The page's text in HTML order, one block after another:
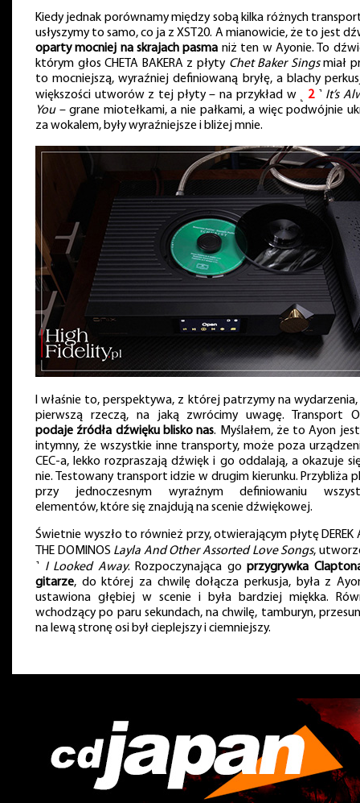
Kiedy jednak porównamy między sobą kilka różnych
usłyszymy to samo, co ja z XST20. A mianowicie, że to jest
oparty mocniej na skrajach pasma niż ten w Ayonie. To
którym głos CHETA BAKERA z płyty Chet Baker Singsmiał
to mocniejszą, wyraźniej definiowaną bryłę, a blachy
większości utworów z tej płyty – na przykład w ˻ 2˺ It’s
You– grane miotełkami, a nie pałkami, a więc podwójnie
za wokalem, były wyraźniejsze i bliżej mnie.
I właśnie to, perspektywa, z której patrzymy na
pierwszą rzeczą, na jaką zwrócimy uwagę. Transport
podaje źródła dźwięku blisko nas. Myślałem, że to Ayon
intymny, że wszystkie inne transporty, może poza
CEC-a, lekko rozpraszają dźwięk i go oddalają, a okazuje
nie. Testowany transport idzie w drugim kierunku. Przybliża
przy jednoczesnym wyraźnym definiowaniu
elementów, które się znajdują na scenie dźwiękowej.
Świetnie wyszło to również przy, otwierającym płytę DEREK
THE DOMINOS Layla And Other Assorted Love Songs,
˺ I Looked Away. Rozpoczynająca go przygrywka
gitarze, do której za chwilę dołącza perkusja, była z
ustawiona głębiej w scenie i była bardziej miękka.
wchodzący po paru sekundach, na chwilę, tamburyn,
na lewą stronę osi był cieplejszy i ciemniejszy.